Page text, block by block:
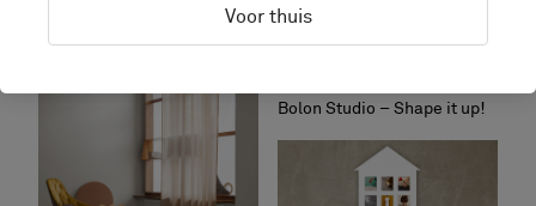
Bolon Studio – Shape it up!
Voor thuis